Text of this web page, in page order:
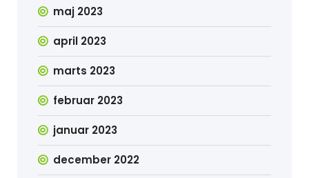
maj 2023
april 2023
marts 2023
februar 2023
januar 2023
december 2022